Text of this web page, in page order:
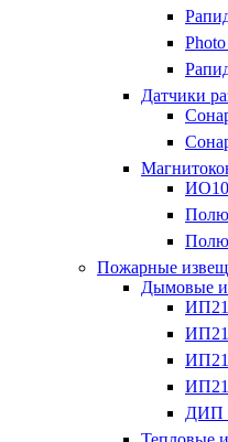
Датчики
Пожарные
Дымовые
ДИП